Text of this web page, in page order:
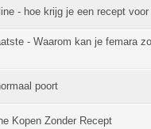
- hoe krijg je een recept
- Waarom kan je femara
poort
Kopen Zonder Recept